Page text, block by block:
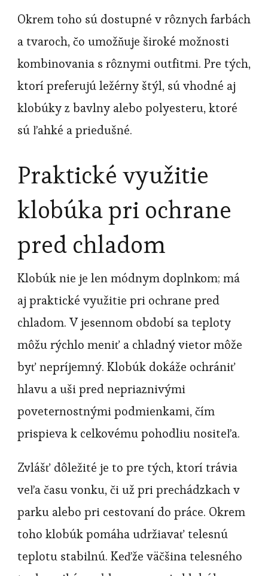
Okrem toho sú dostupné v rôznych farbách
a tvaroch, čo umožňuje široké možnosti
kombinovania s rôznymi outfitmi. Pre tých,
ktorí preferujú ležérny štýl, sú vhodné aj
klobúky z bavlny alebo polyesteru, ktoré
sú ľahké a priedušné.
Praktické využitie
klobúka pri ochrane
pred chladom
Klobúk nie je len módnym doplnkom; má
aj praktické využitie pri ochrane pred
chladom. V jesennom období sa teploty
môžu rýchlo meniť a chladný vietor môže
byť nepríjemný. Klobúk dokáže ochrániť
hlavu a uši pred nepriaznivými
poveternostnými podmienkami, čím
prispieva k celkovému pohodliu nositeľa.
Zvlášť dôležité je to pre tých, ktorí trávia
veľa času vonku, či už pri prechádzkach v
parku alebo pri cestovaní do práce. Okrem
toho klobúk pomáha udržiavať telesnú
teplotu stabilnú. Keďže väčšina telesného